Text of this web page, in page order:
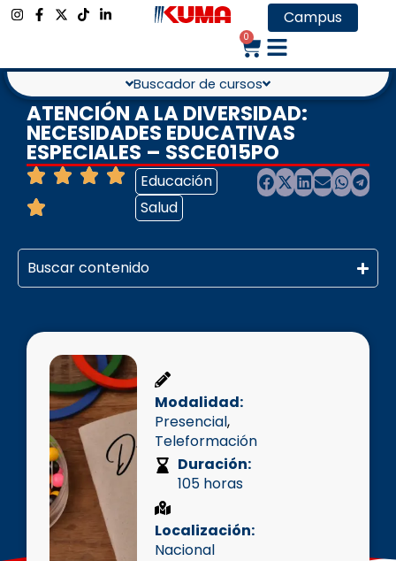
Campus
0
Buscador de cursos
ATENCIÓN A LA DIVERSIDAD:
NECESIDADES EDUCATIVAS
ESPECIALES – SSCE015PO
Educación
Salud
Buscar contenido
Modalidad:
Presencial,
Teleformación
Duración:
105 horas
Localización:
Nacional